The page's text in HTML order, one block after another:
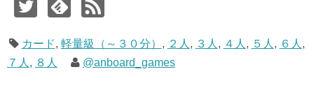
カード, 軽量級（～３０分） , ２人 , ３人 , ４人 , ５人 , ６人 ,
７人 , ８人 @anboard_games